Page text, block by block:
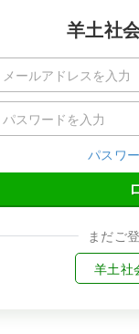
羊土社
パスワ
まだご
羊土社